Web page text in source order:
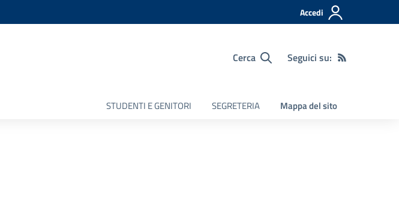
Accedi
Cerca Seguici su:
STUDENTI E GENITORI SEGRETERIA Mappa del sito